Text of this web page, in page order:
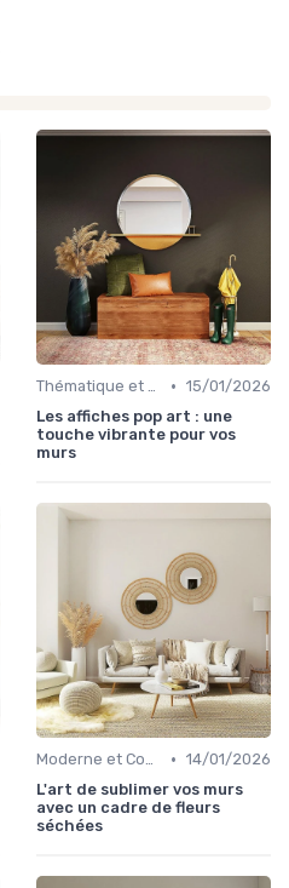
Thématique et Artistique • 15/01/2026
Les affiches pop art : une
touche vibrante pour vos
murs
Moderne et Contemporain • 14/01/2026
L'art de sublimer vos murs
avec un cadre de fleurs
séchées